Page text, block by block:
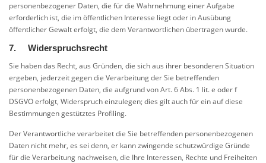
personenbezogener Daten, die für die Wahrnehmung einer Aufgabe
erforderlich ist, die im öffentlichen Interesse liegt oder in Ausübung
öffentlicher Gewalt erfolgt, die dem Verantwortlichen übertragen wurde.
7. Widerspruchsrecht
Sie haben das Recht, aus Gründen, die sich aus ihrer besonderen Situation
ergeben, jederzeit gegen die Verarbeitung der Sie betreffenden
personenbezogenen Daten, die aufgrund von Art. 6 Abs. 1 lit. e oder f
DSGVO erfolgt, Widerspruch einzulegen; dies gilt auch für ein auf diese
Bestimmungen gestütztes Profiling.
Der Verantwortliche verarbeitet die Sie betreffenden personenbezogenen
Daten nicht mehr, es sei denn, er kann zwingende schutzwürdige Gründe
für die Verarbeitung nachweisen, die Ihre Interessen, Rechte und Freiheiten